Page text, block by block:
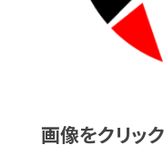
画像をクリッ